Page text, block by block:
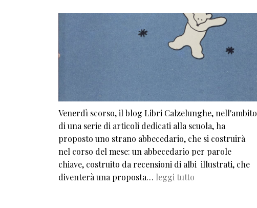
Venerdì scorso, il blog Libri Calzelunghe, nell'ambito
di una serie di articoli dedicati alla scuola, ha
proposto uno strano abbecedario, che si costruirà
nel corso del mese: un abbecedario per parole
chiave, costruito da recensioni di albi illustrati, che
diventerà una proposta… leggi tutto